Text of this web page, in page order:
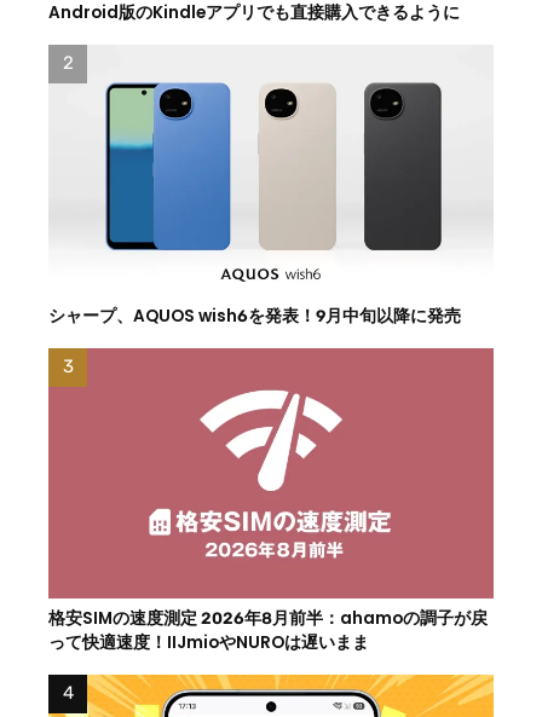
Android版のKindleアプリでも直接購入できるように
シャープ、AQUOS wish6を発表！9月中旬以降に発売
格安SIMの速度測定 2026年8月前半：ahamoの調子が戻
って快適速度！IIJmioやNUROは遅いまま